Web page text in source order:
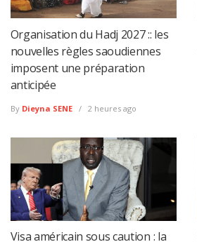
Organisation du Hadj 2027 :: les
nouvelles règles saoudiennes
imposent une préparation
anticipée
By Dieyna SENE 2 heures ago
Visa américain sous caution : la